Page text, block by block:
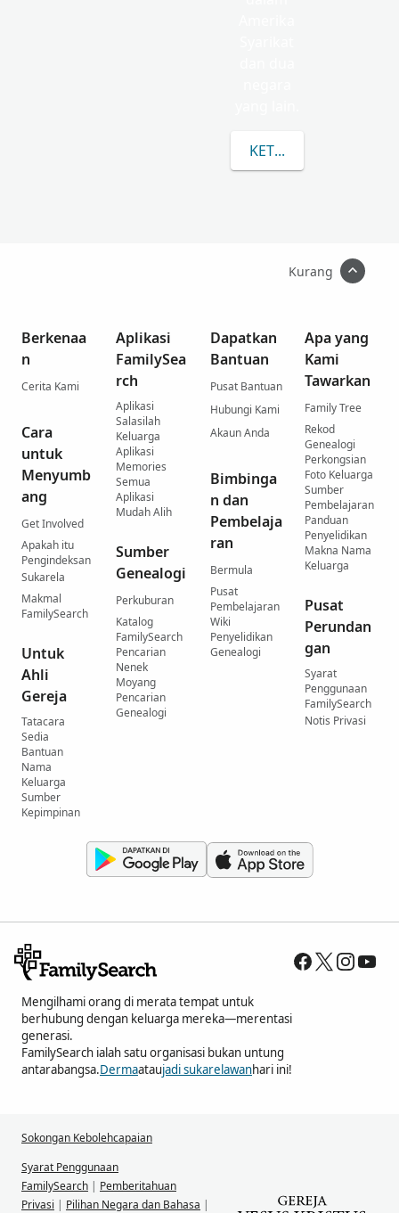
KETAHUI LEBIH
Kurang
Berkenaa
n
Cerita Kami
Cara
untuk
Menyumb
ang
Get Involved
Apakah itu
Pengindeksan
Sukarela
Makmal
FamilySearch
Untuk
Ahli
Gereja
Tatacara
Sedia
Bantuan
Nama
Keluarga
Sumber
Kepimpinan
Aplikasi
FamilySea
rch
Aplikasi
Salasilah
Keluarga
Aplikasi
Memories
Semua
Aplikasi
Mudah Alih
Sumber
Genealogi
Perkuburan
Katalog
FamilySearch
Pencarian
Nenek
Moyang
Pencarian
Genealogi
Dapatkan
Bantuan
Pusat Bantuan
Hubungi Kami
Akaun Anda
Bimbinga
n dan
Pembelaja
ran
Bermula
Pusat
Pembelajaran
Wiki
Penyelidikan
Genealogi
Apa yang
Kami
Tawarkan
Family Tree
Rekod
Genealogi
Perkongsian
Foto Keluarga
Sumber
Pembelajaran
Panduan
Penyelidikan
Makna Nama
Keluarga
Pusat
Perundan
gan
Syarat
Penggunaan
FamilySearch
Notis Privasi
Mengilhami orang di merata tempat untuk
berhubung dengan keluarga mereka—merentasi
generasi.
FamilySearch ialah satu organisasi bukan untung
antarabangsa.Dermaataujadi sukarelawanhari ini!
Sokongan Kebolehcapaian
Syarat Penggunaan
FamilySearch | Pemberitahuan
Privasi | Pilihan Negara dan Bahasa |